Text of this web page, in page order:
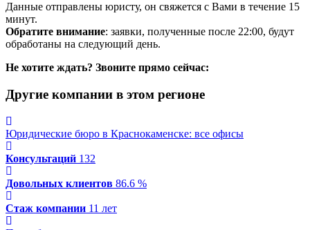
Данные отправлены юристу, он свяжется с Вами в течение 15
минут.
Обратите внимание: заявки, полученные после 22:00, будут
обработаны на следующий день.
Не хотите ждать? Звоните прямо сейчас:
Другие компании в этом регионе
Юридические бюро в Краснокаменске: все офисы
Консультаций 132
Довольных клиентов 86.6 %
Стаж компании 11 лет